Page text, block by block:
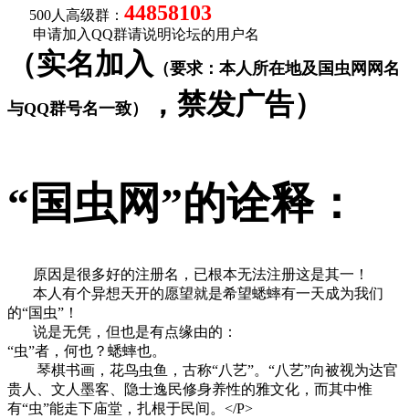
500人高级群： 44858103
申请加入QQ群请说明论坛的用户名
（实名加入 （要求：本人所在地及国虫网网名
与QQ群号名一致） ，禁发广告）
“国虫网”的诠释：
原因是很多好的注册名，已根本无法注册这是其一！
本人有个异想天开的愿望就是希望蟋蟀有一天成为我们
的“国虫”！
说是无凭，但也是有点缘由的：
“虫”者，何也？蟋蟀也。
琴棋书画，花鸟虫鱼，古称“八艺”。“八艺”向被视为达官
贵人、文人墨客、隐士逸民修身养性的雅文化，而其中惟
有“虫”能走下庙堂，扎根于民间。</P>